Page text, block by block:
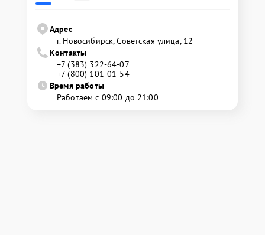
Адрес
г. Новосибирск, Советская улица, 12
Контакты
+7 (383) 322-64-07
+7 (800) 101-01-54
Время работы
Работаем с 09:00 до 21:00